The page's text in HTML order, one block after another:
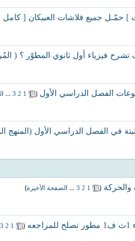
حمّـل جميع فلاشات العبيكان [ كامل
تشرح فيزياء أول ثانوي المطوّر ؟ (
الفصل الدراسي الأول (
1
2
3
...
في الفصل الدراسي الأول (المنهج
والحركة (
1
2
3
... الصفحة الأخيرة)
(
1
2
3